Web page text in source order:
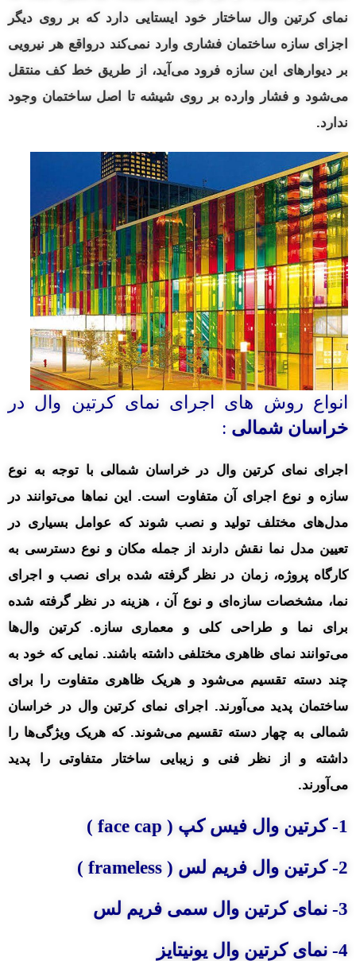
نمای کرتین وال ساختار خود ایستایی دارد که بر روی دیگر
اجزای سازه ساختمان فشاری وارد نمی‌کند درواقع هر نیرویی
بر دیوارهای این سازه فرود می‌آید، از طریق خط کف منتقل
می‌شود و فشار وارده بر روی شیشه تا اصل ساختمان وجود
ندارد.
انواع روش های اجرای نمای کرتین وال در
خراسان شمالی :
اجرای نمای کرتین وال در خراسان شمالی با توجه به نوع
سازه و نوع اجرای آن متفاوت است. این نماها می‌توانند در
مدل‌های مختلف تولید و نصب شوند که عوامل بسیاری در
تعیین مدل نما نقش دارند از جمله مکان و نوع دسترسی به
کارگاه پروژه، زمان در نظر گرفته شده برای نصب و اجرای
نما، مشخصات سازه‌ای و نوع آن ، هزینه در نظر گرفته شده
برای نما و طراحی کلی و معماری سازه. کرتین وال‌ها
می‌توانند نمای ظاهری مختلفی داشته باشند. نمایی که خود به
چند دسته تقسیم می‌شود و هریک ظاهری متفاوت را برای
ساختمان پدید می‌آورند. اجرای نمای کرتین وال در خراسان
شمالی به چهار دسته تقسیم می‌شوند. که هریک ویژگی‌ها را
داشته و از نظر فنی و زیبایی ساختار متفاوتی را پدید
می‌آورند.
1- کرتین وال فیس کپ ( face cap )
2- کرتین وال فریم لس ( frameless )
3- نمای کرتین وال سمی فریم لس
4- نمای کرتین وال یونیتایز